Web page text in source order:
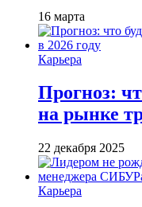
16 марта
Карьера
Прогноз:
на рынке
22 декабря 2025
Карьера